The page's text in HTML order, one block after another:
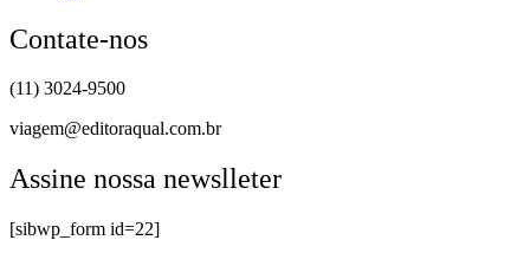
Contate-nos
(11) 3024-9500
viagem@editoraqual.com.br
Assine nossa newslleter
[sibwp_form id=22]